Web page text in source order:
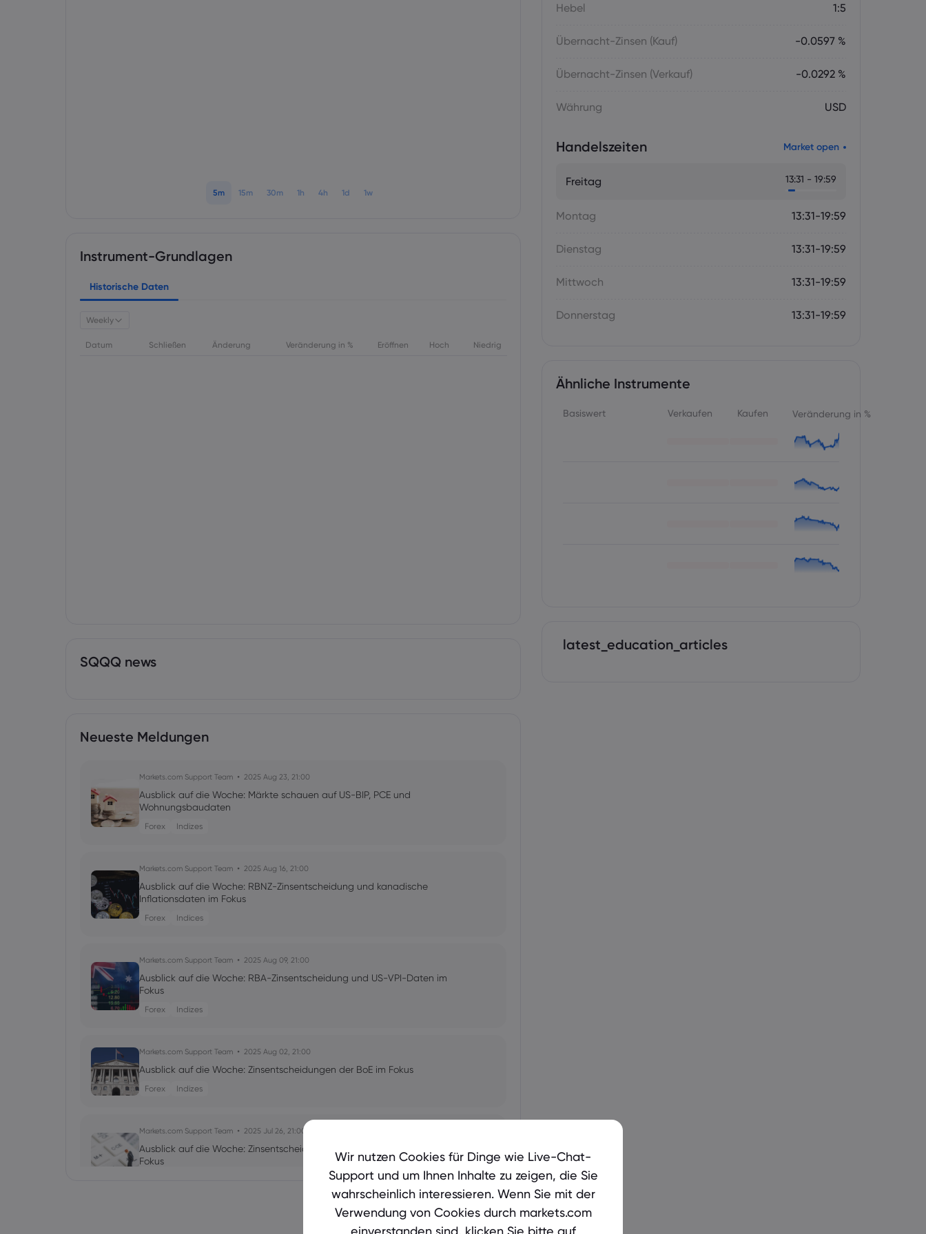
5m 15m 30m 1h 4h 1d 1w
Instrument-Grundlagen
Historische Daten
Weekly
Datum Schließen Änderung Veränderung in % Eröffnen Hoch Niedrig
SQQQ news
Neueste Meldungen
Markets.com Support Team 2025 Aug 23, 21:00
Ausblick auf die Woche: Märkte schauen auf US-BIP, PCE und
Wohnungsbaudaten
Forex Indizes
Markets.com Support Team 2025 Aug 16, 21:00
Ausblick auf die Woche: RBNZ-Zinsentscheidung und kanadische
Inflationsdaten im Fokus
Forex Indices
Markets.com Support Team 2025 Aug 09, 21:00
Ausblick auf die Woche: RBA-Zinsentscheidung und US-VPI-Daten im
Fokus
Forex Indizes
Markets.com Support Team 2025 Aug 02, 21:00
Ausblick auf die Woche: Zinsentscheidungen der BoE im Fokus
Forex Indizes
Markets.com Support Team 2025 Jul 26, 21:00
Ausblick auf die Woche: Zinsentscheidungen von Fed, BoC und BoJ im
Fokus
Hebel 1:5
Übernacht-Zinsen (Kauf) -0.0597 %
Übernacht-Zinsen (Verkauf) -0.0292 %
Währung USD
Handelszeiten Market open
Freitag 13:31 - 19:59
Montag 13:31-19:59
Dienstag 13:31-19:59
Mittwoch 13:31-19:59
Donnerstag 13:31-19:59
Ähnliche Instrumente
Basiswert Verkaufen Kaufen Veränderung in %
latest_education_articles
Wir nutzen Cookies für Dinge wie Live-Chat-
Support und um Ihnen Inhalte zu zeigen, die Sie
wahrscheinlich interessieren. Wenn Sie mit der
Verwendung von Cookies durch markets.com
einverstanden sind, klicken Sie bitte auf